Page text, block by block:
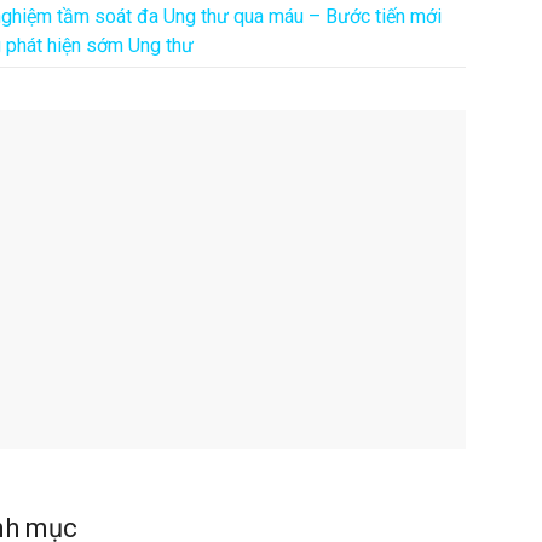
tầm soát đa Ung thư qua máu – Bước tiến mới
phát hiện sớm Ung thư
mục